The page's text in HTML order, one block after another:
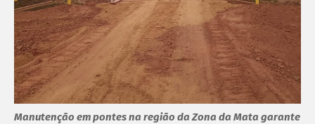
Manutenção em pontes na região da Zona da Mata garante